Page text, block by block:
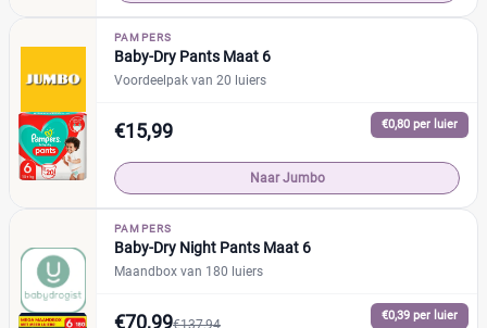
PAMPERS
Baby-Dry Pants Maat 6
Voordeelpak van 20 luiers
€0,80 per luier
€15,99
Naar Jumbo
PAMPERS
Baby-Dry Night Pants Maat 6
Maandbox van 180 luiers
€0,39 per luier
€70,99€137,94